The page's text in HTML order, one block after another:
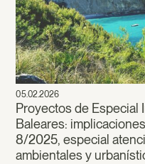
05.02.2026
Proyectos de Especial
Baleares:
8/2025, especial
ambientales y